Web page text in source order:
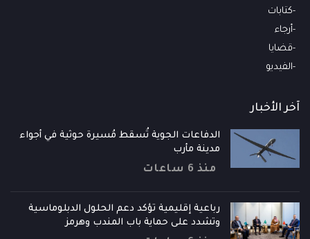
كتابات
أرجاء
قضايا
الفيديو
آخر الأخبار
الدفاعات الجوية تُسقط مُسيرة حوثية في أجواء
مدينة مأرب
منذ 6 ساعات
رباعية إقليمية تؤكد دعم الحلول الدبلوماسية
وتشدد على حماية باب المندب وهرمز